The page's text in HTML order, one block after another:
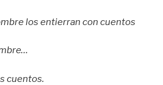
los entierran con cuentos
cuentos.